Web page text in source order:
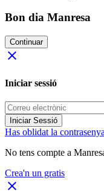
Bon dia Manresa
Continuar
close
Iniciar sessió
Iniciar Sessió
Has oblidat la
No tens compte a
Crea'n un gratis
close